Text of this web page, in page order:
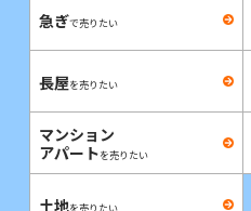
急ぎで売りたい
長屋を売りたい
マンション
アパートを売りたい
土地を売りたい